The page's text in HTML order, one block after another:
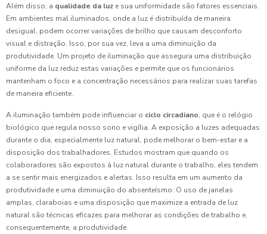
Além disso, a qualidade da luz e sua uniformidade são fatores essenciais.
Em ambientes mal iluminados, onde a luz é distribuída de maneira
desigual, podem ocorrer variações de brilho que causam desconforto
visual e distração. Isso, por sua vez, leva a uma diminuição da
produtividade. Um projeto de iluminação que assegura uma distribuição
uniforme da luz reduz estas variações e permite que os funcionários
mantenham o foco e a concentração necessários para realizar suas tarefas
de maneira eficiente.
A iluminação também pode influenciar o ciclo circadiano, que é o relógio
biológico que regula nosso sono e vigília. A exposição a luzes adequadas
durante o dia, especialmente luz natural, pode melhorar o bem-estar e a
disposição dos trabalhadores. Estudos mostram que quando os
colaboradores são expostos à luz natural durante o trabalho, eles tendem
a se sentir mais energizados e alertas. Isso resulta em um aumento da
produtividade e uma diminuição do absenteísmo. O uso de janelas
amplas, claraboias e uma disposição que maximize a entrada de luz
natural são técnicas eficazes para melhorar as condições de trabalho e,
consequentemente, a produtividade.